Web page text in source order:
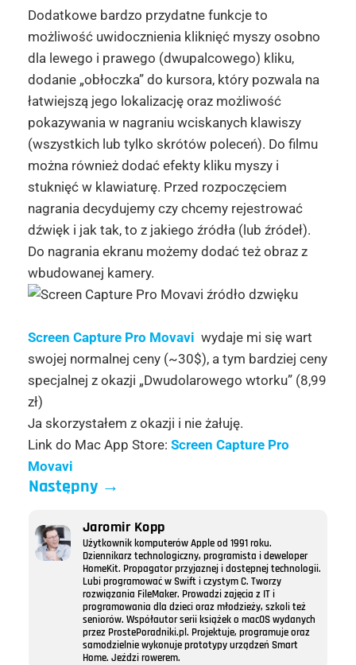
Dodatkowe bardzo przydatne funkcje to
możliwość uwidocznienia kliknięć myszy osobno
dla lewego i prawego (dwupalcowego) kliku,
dodanie „obłoczka” do kursora, który pozwala na
łatwiejszą jego lokalizację oraz możliwość
pokazywania w nagraniu wciskanych klawiszy
(wszystkich lub tylko skrótów poleceń). Do filmu
można również dodać efekty kliku myszy i
stuknięć w klawiaturę. Przed rozpoczęciem
nagrania decydujemy czy chcemy rejestrować
dźwięk i jak tak, to z jakiego źródła (lub źródeł).
Do nagrania ekranu możemy dodać też obraz z
wbudowanej kamery.
Screen Capture Pro Movavi wydaje mi się wart
swojej normalnej ceny (~30$), a tym bardziej ceny
specjalnej z okazji „Dwudolarowego wtorku” (8,99
zł)
Ja skorzystałem z okazji i nie żałuję.
Link do Mac App Store: Screen Capture Pro
Movavi
Następny→
Jaromir Kopp
Użytkownik komputerów Apple od 1991 roku.
Dziennikarz technologiczny, programista i deweloper
HomeKit. Propagator przyjaznej i dostępnej technologii.
Lubi programować w Swift i czystym C. Tworzy
rozwiązania FileMaker. Prowadzi zajęcia z IT i
programowania dla dzieci oraz młodzieży, szkoli też
seniorów. Współautor serii książek o macOS wydanych
przez ProstePoradniki.pl. Projektuje, programuje oraz
samodzielnie wykonuje prototypy urządzeń Smart
Home. Jeździ rowerem.